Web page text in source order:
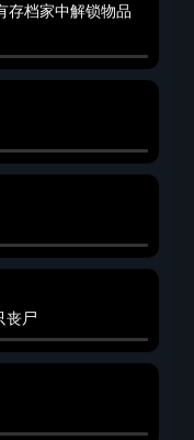
存档家中解锁物品
丧尸